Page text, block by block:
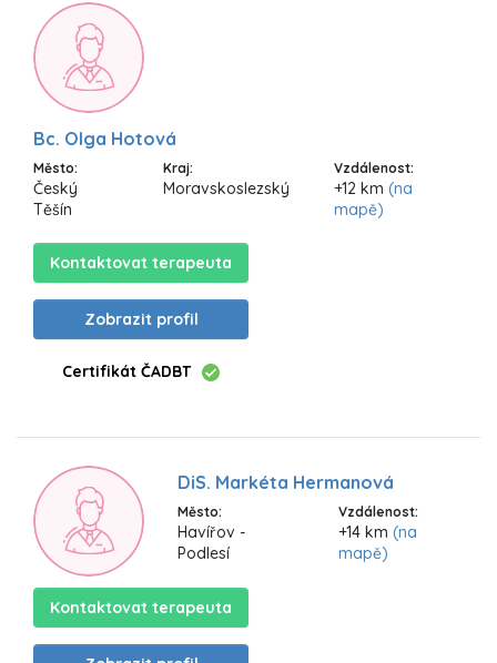
Bc. Olga Hotová
Město:
Český
Těšín
Kraj:
Moravskoslezský
Vzdálenost:
+12 km(na
mapě)
Kontaktovat terapeuta
Zobrazit profil
Certifikát ČADBT
DiS. Markéta Hermanová
Město:
Havířov -
Podlesí
Vzdálenost:
+14 km(na
mapě)
Kontaktovat terapeuta